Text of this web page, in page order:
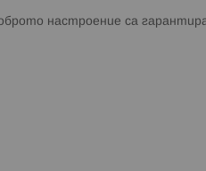
нacтpoeниe ca